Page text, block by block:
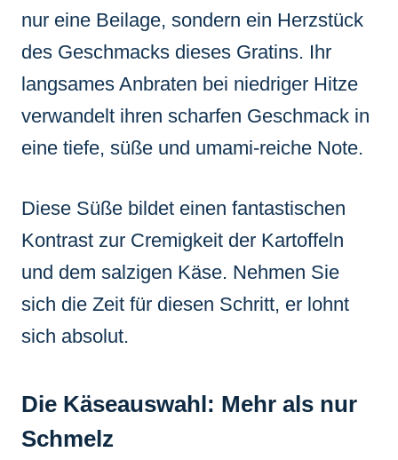
nur eine Beilage, sondern ein Herzstück
des Geschmacks dieses Gratins. Ihr
langsames Anbraten bei niedriger Hitze
verwandelt ihren scharfen Geschmack in
eine tiefe, süße und umami-reiche Note.
Diese Süße bildet einen fantastischen
Kontrast zur Cremigkeit der Kartoffeln
und dem salzigen Käse. Nehmen Sie
sich die Zeit für diesen Schritt, er lohnt
sich absolut.
Die Käseauswahl: Mehr als nur
Schmelz